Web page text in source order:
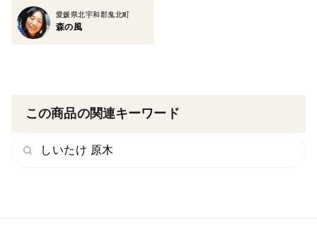
愛媛県北宇和郡鬼北町
森の風
この商品の関連キーワード
しいたけ 原木